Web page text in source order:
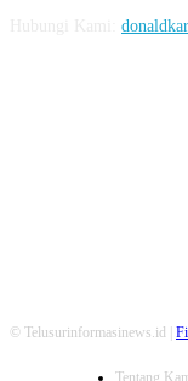
© Telusurinformasinews.id |